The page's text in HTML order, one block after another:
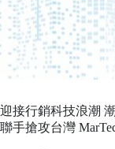
迎接行銷科技浪潮
聯手搶攻台灣